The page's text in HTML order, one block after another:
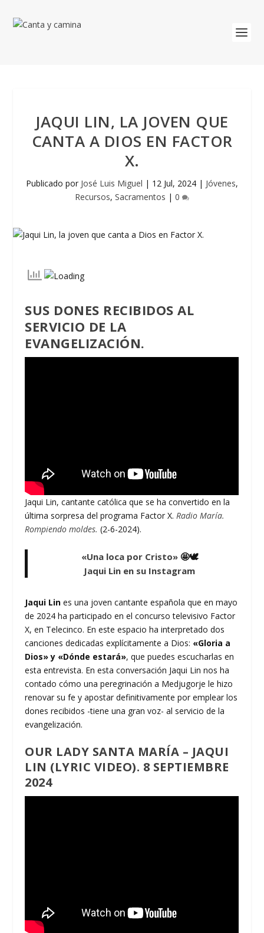
JAQUI LIN, LA JOVEN QUE
CANTA A DIOS EN FACTOR
X.
Publicado por José Luis Miguel | 12 Jul, 2024 | Jóvenes,
Recursos, Sacramentos | 0
SUS DONES RECIBIDOS AL
SERVICIO DE LA
EVANGELIZACIÓN.
Jaqui Lin, cantante católica que se ha convertido en la
última sorpresa del programa Factor X.Radio María.
Rompiendo moldes. (2-6-2024).
«Una loca por Cristo»🤩🕊
Jaqui Lin en su Instagram
Jaqui Lin es una joven cantante española que en mayo
de 2024 ha participado en el concurso televisivo Factor
X, en Telecinco. En este espacio ha interpretado dos
canciones dedicadas explícitamente a Dios: «Gloria a
Dios» y «Dónde estará», que puedes escucharlas en
esta entrevista. En esta conversación Jaqui Lin nos ha
contado cómo una peregrinación a Medjugorje le hizo
renovar su fe y apostar definitivamente por emplear los
dones recibidos -tiene una gran voz- al servicio de la
evangelización.
OUR LADY SANTA MARÍA – JAQUI
LIN (LYRIC VIDEO). 8 SEPTIEMBRE
2024